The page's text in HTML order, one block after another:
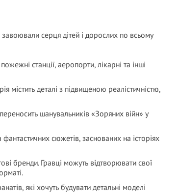
серця дітей і дорослих по всьому
станції, аеропорти, лікарні та інші
містить деталі з підвищеною реалістичністю,
шанувальників «Зоряних війн» у
сюжетів, заснованих на історіях
бренди. Гравці можуть відтворювати свої
які хочуть будувати детальні моделі